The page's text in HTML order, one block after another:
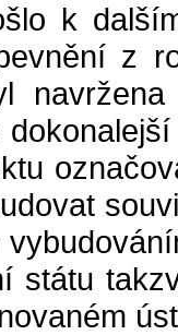
k
z
státu